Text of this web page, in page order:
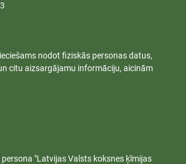
nodot fiziskās personas datus,
citu aizsargājamu informāciju, aicinām
"Latvijas Valsts koksnes ķīmijas